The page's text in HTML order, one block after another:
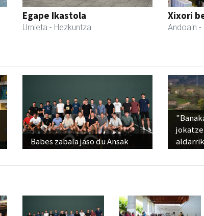
Egape Ikastola
Urnieta - Hezkuntza
Xixori
Andoain -
Babes zabala jaso du Ansak